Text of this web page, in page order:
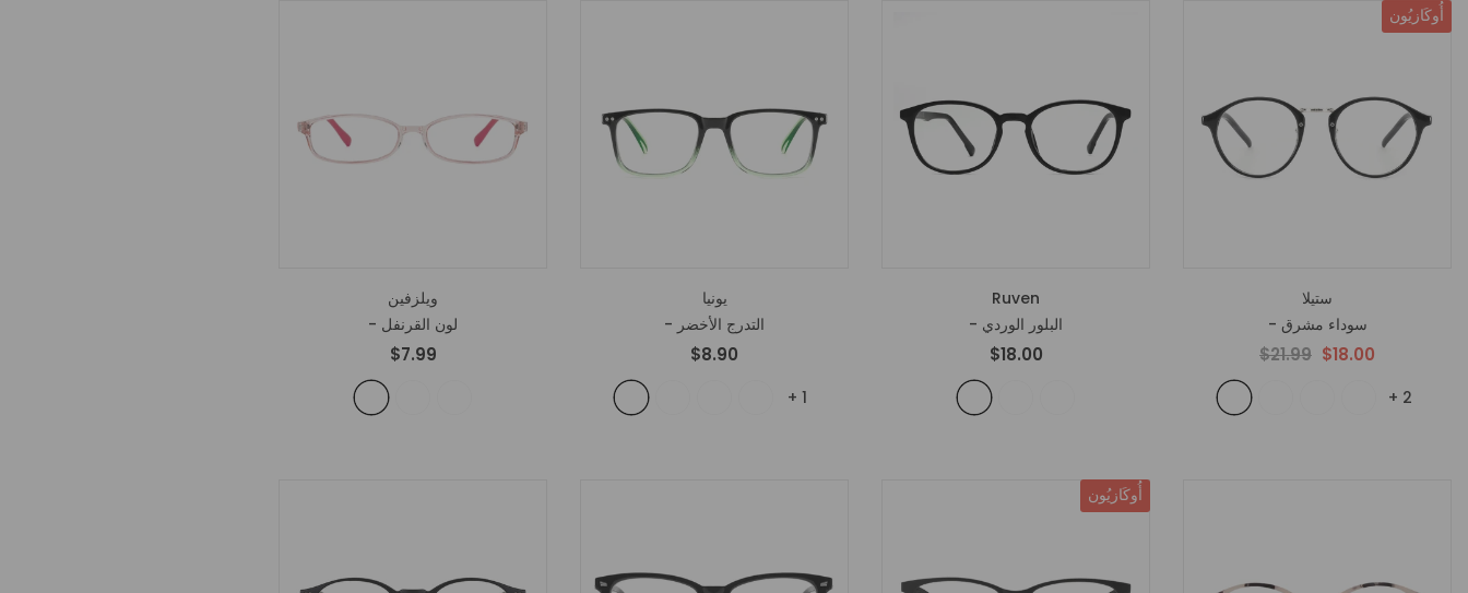
ويلزفين
- لون القرنفل
$7.99
يونيا
- التدرج الأخضر
$8.90
+ 1
Ruven
- البلور الوردي
$18.00
أُوكَازيُون
ستيلا
- سوداء مشرق
$21.99 $18.00
+ 2
أُوكَازيُون